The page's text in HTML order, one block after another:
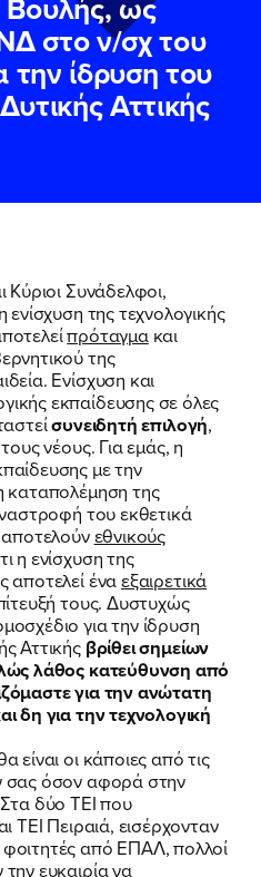
στο ν/σχ του
την ίδρυση του
Αττικής
Κύριοι Συνάδελφοι,
της τεχνολογικής
πρόταγμακαι
της
Ενίσχυση και
εκπαίδευσης σε όλες
συνειδητή επιλογή,
νέους. Για εμάς, η
με την
καταπολέμηση της
του εκθετικά
εθνικούς
η ενίσχυση της
αποτελεί έναεξαιρετικά
τους. Δυστυχώς
για την ίδρυση
Αττικής βρίθει σημείων
λάθος κατεύθυνση από
για την ανώτατη
δη για την τεχνολογική
είναι οι κάποιες από τις
σας όσον αφορά στην
δύο ΤΕΙ που
ΤΕΙ Πειραιά, εισέρχονταν
από ΕΠΑΛ, πολλοί
ευκαιρία να
τους τους
Όρους
τόπου του
της Βουλευτού
τους τους
Όρους
τόπου του
της Βουλευτού